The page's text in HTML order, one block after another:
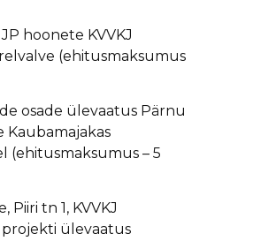
hoonete KVVKJ
(ehitusmaksumus
osade ülevaatus Pärnu
Kaubamajakas
(ehitusmaksumus – 5
Piiri tn 1, KVVKJ
projekti ülevaatus